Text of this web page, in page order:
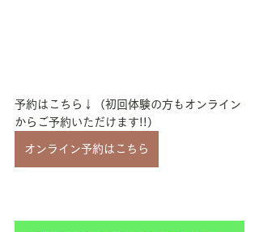
予約はこちら↓（初回体験の方もオンライン
からご予約いただけます!!）
オンライン予約はこちら